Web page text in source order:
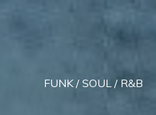
FUNK / SOUL / R&B